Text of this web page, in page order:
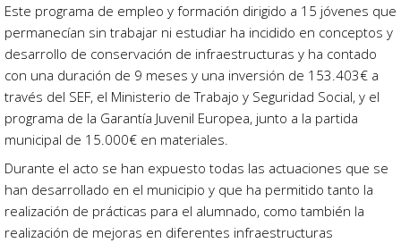
Este programa de empleo y formación dirigido a 15 jóvenes que
permanecían sin trabajar ni estudiar ha incidido en conceptos y
desarrollo de conservación de infraestructuras y ha contado
con una duración de 9 meses y una inversión de 153.403€ a
través del SEF, el Ministerio de Trabajo y Seguridad Social, y el
programa de la Garantía Juvenil Europea, junto a la partida
municipal de 15.000€ en materiales.
Durante el acto se han expuesto todas las actuaciones que se
han desarrollado en el municipio y que ha permitido tanto la
realización de prácticas para el alumnado, como también la
realización de mejoras en diferentes infraestructuras